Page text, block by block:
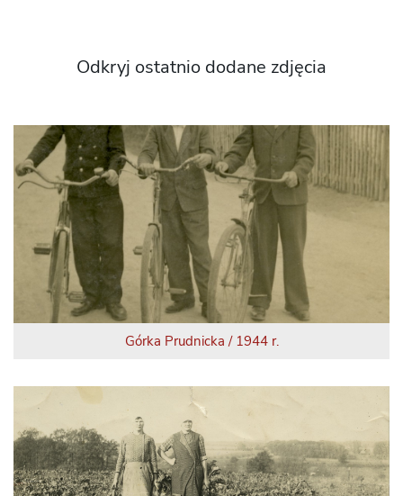
Odkryj ostatnio dodane zdjęcia
Górka Prudnicka / 1944 r.